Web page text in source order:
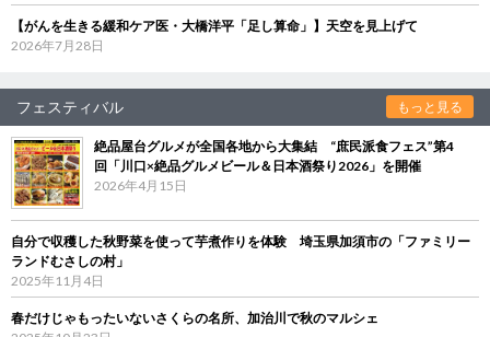
【がんを生きる緩和ケア医・大橋洋平「足し算命」】天空を見上げて
2026年7月28日
フェスティバル もっと見る
絶品屋台グルメが全国各地から大集結 “庶民派食フェス”第4
回「川口×絶品グルメビール＆日本酒祭り2026」を開催
2026年4月15日
自分で収穫した秋野菜を使って芋煮作りを体験 埼玉県加須市の「ファミリー
ランドむさしの村」
2025年11月4日
春だけじゃもったいないさくらの名所、加治川で秋のマルシェ